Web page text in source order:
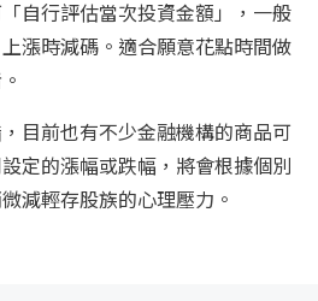
自行評估當次投資金額」，一般
漲時減碼。適合願意花點時間做
目前也有不少金融機構的商品可
定的漲幅或跌幅，將會根據個別
減輕存股族的心理壓力。